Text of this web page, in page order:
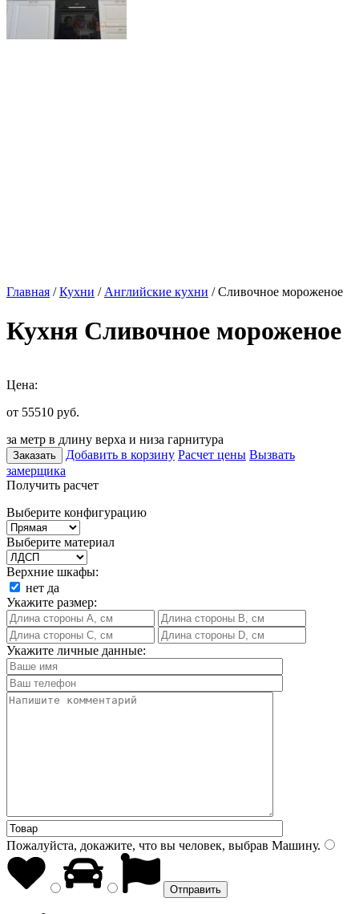
Главная /Кухни / Английские кухни / Сливочное мороженое
Кухня Сливочное мороженое
Цена:
от 55510 руб.
за метр в длину верха и низа гарнитура
Заказать Добавить в корзину Расчет цены Вызвать
замерщика
Получить расчет
Выберите конфигурацию
Выберите материал
Верхние шкафы:
нет да
Укажите размер:
Укажите личные данные:
Пожалуйста, докажите, что вы человек, выбрав Машину.